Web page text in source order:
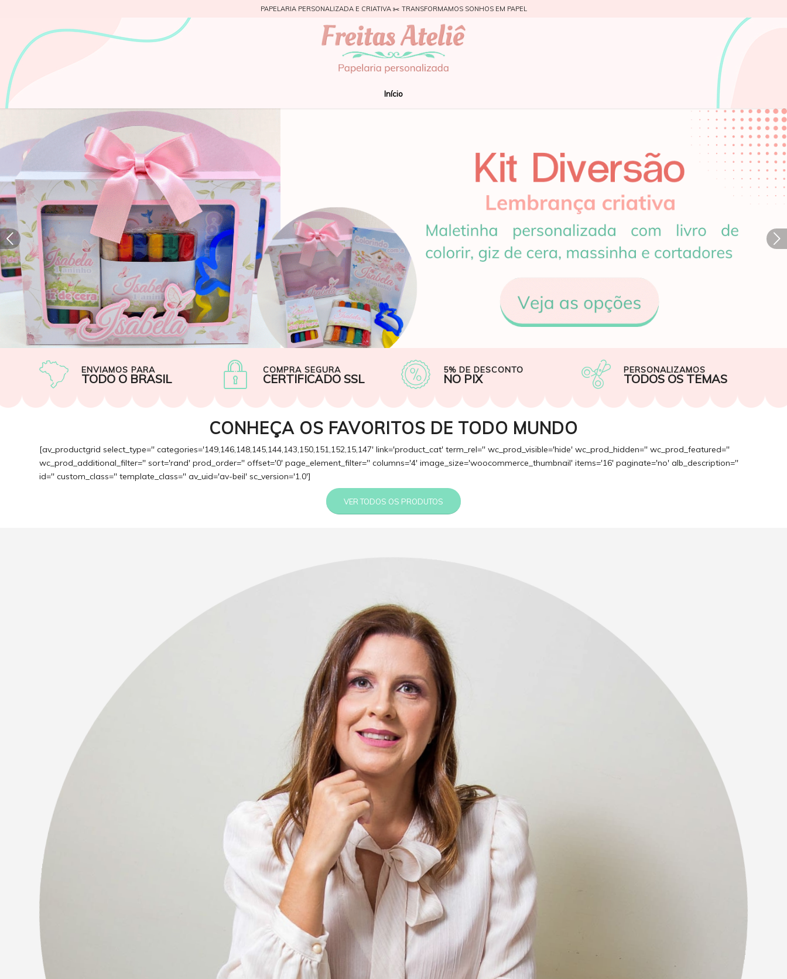
PAPELARIA PERSONALIZADA E CRIATIVA ✂️ TRANSFORMAMOS SONHOS EM PAPEL
Início
Próximo
ENVIAMOS PARA
TODO O BRASIL
COMPRA SEGURA
CERTIFICADO SSL
5% DE DESCONTO
NO PIX
PERSONALIZAMOS
TODOS OS TEMAS
CONHEÇA OS FAVORITOS DE TODO MUNDO
[av_productgrid select_type='' categories='149,146,148,145,144,143,150,151,152,15,147' link='product_cat' term_rel='' wc_prod_visible='hide' wc_prod_hidden='' wc_prod_featured=''
wc_prod_additional_filter='' sort='rand' prod_order='' offset='0' page_element_filter='' columns='4' image_size='woocommerce_thumbnail' items='16' paginate='no' alb_description=''
id='' custom_class='' template_class='' av_uid='av-beil' sc_version='1.0']
VER TODOS OS PRODUTOS